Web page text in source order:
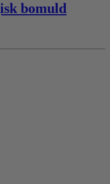
bomuld